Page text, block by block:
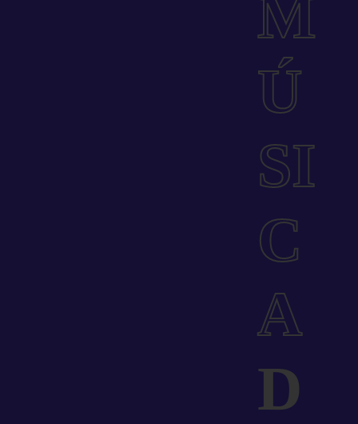
M
Ú
SI
C
A
D